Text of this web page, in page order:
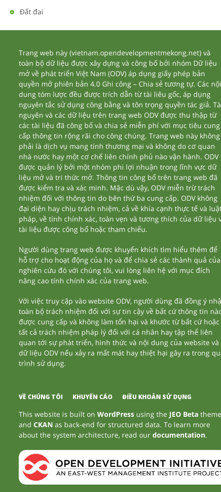
Đất đai
Trang web này (vietnam.opendevelopmentmekong.net) và
toàn bộ dữ liệu được xây dựng và công bố bởi nhóm Dữ liệu
mở về phát triển Việt Nam (ODV) áp dụng giấy phép bản
quyền mở phiên bản 4.0 Ghi công – Chia sẻ tương tự. Các
dung tóm lược đều được trích dẫn từ tài liêu gốc, áp dụng
nguyên tắc sử dụng công bằng và tôn trọng quyền tác giả.
nguyên và các dữ liệu trên trang web ODV được thu thập từ
các tài liệu đã công bố và chia sẻ miễn phí với mục tiêu cung
cấp thông tin rộng rãi cho công chúng. Trang web này không
phải là dịch vụ mang tính thương mại và không do cơ quan
nhà nước hay một cơ chế liên chính phủ nào vận hành. ODV
được quản lý bởi một nhóm phi lợi nhuận trong lĩnh vực dữ
liệu mở và tri thức mở. Thông tin công bố trên trang web đã
được kiểm tra và xác minh. Mặc dù vậy, ODV miễn trừ trách
nhiệm đối với thông tin do bên thứ ba cung cấp. ODV không
đại diện hay chịu trách nhiệm, cả về khía cạnh thực tế và
pháp, về tính chính xác, toàn vẹn và tương thích của dữ liệu
tài liệu được công bố hoặc tham chiếu.
Người dùng trang web được khuyến khích tìm hiểu thêm để
hỗ trợ cho hoạt động của họ và để chia sẻ các thành quả của
nghiên cứu đó với chúng tôi, vui lòng liên hệ với mục đích
nâng cao tính chính xác của trang web.
Với việc truy cập vào website ODV, người dùng đã đồng ý
toàn bộ trách nhiệm đối với sự tin cậy về bất cứ thông tin
được cung cấp và không làm tổn hại và khước từ bất cứ hoặc
tất cả trách nhiệm pháp lý đối với cá nhân hay tập thể liên
quan tới sự phát triển, hình thức và nội dung của website và
dữ liệu ODV nếu xảy ra mất mát hay thiệt hại gây ra trong
trình sử dụng.
VỀ CHÚNG TÔI KHUYẾN CÁO ĐIỀU KHOẢN SỬ DỤNG
This website is built onWordPress using the JEO Beta
andCKAN as back-end for structured data. To learn more
about the system architecture, read ourdocumentation.